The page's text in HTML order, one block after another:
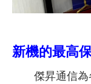
新機的最高
傑昇通信為